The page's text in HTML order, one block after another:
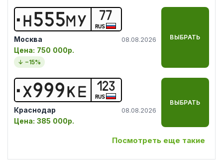
Н555МУ 77
RUS
Москва 08.08.2026
Цена: 750 000р.
↓ −15%
ВЫБРАТЬ
Х999КЕ 123
RUS
Краснодар 08.08.2026
Цена: 385 000р.
ВЫБРАТЬ
Посмотреть еще такие